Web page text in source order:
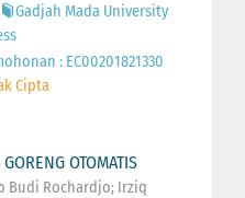
Gadjah Mada University
: EC00201821330
Cipta
OTOMATIS
Budi Rochardjo; Irziq